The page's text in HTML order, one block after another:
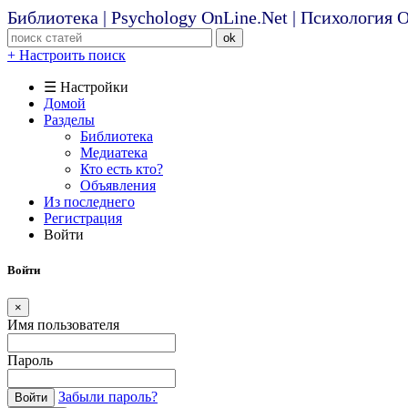
Библиотека | Psychology OnLine.Net | Психология
ok
+ Настроить поиск
☰ Настройки
Домой
Разделы
Библиотека
Медиатека
Кто есть кто?
Объявления
Из последнего
Регистрация
Войти
Войти
×
Имя пользователя
Пароль
Войти Забыли пароль?